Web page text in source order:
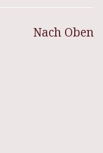
Nach Oben